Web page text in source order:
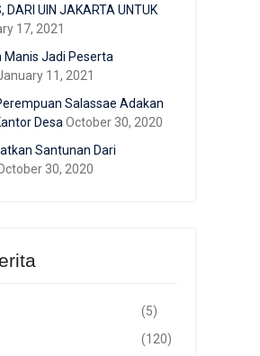
DARI UIN JAKARTA UNTUK
17, 2021
Manis Jadi Peserta
11, 2021
Salassae Adakan
Desa October 30, 2020
Santunan Dari
30, 2020
(5)
(120)